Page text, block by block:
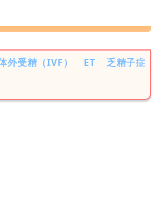
外受精（IVF） ET
乏精子症